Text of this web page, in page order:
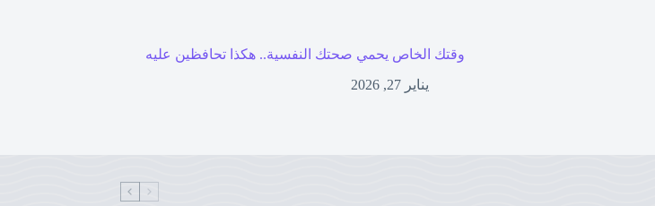
وقتك الخاص يحمي صحتك النفسية.. هكذا تحافظين عليه
يناير 27, 2026